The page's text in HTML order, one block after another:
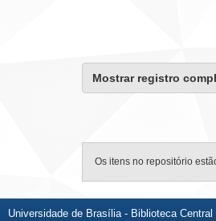
Mostrar registro
Os itens no repositório
Universidade de Brasília - Biblioteca Central